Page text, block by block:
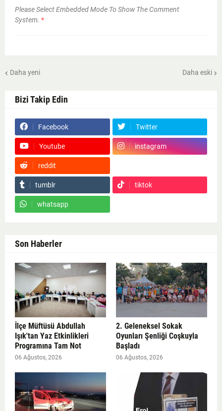
Please Select Embedded Mode To Show The Comment
System. *
Daha yeni Daha eski
Bizi Takip Edin
Facebook Twitter
Youtube instagram
reddit
tumblr tiktok
whatsapp
Son Haberler
İlçe Müftüsü Abdullah
Işık'tan Yaz Etkinlikleri
Programına Tam Not
06 Ağustos, 2026
2. Geleneksel Sokak
Oyunları Şenliği Coşkuyla
Başladı
06 Ağustos, 2026